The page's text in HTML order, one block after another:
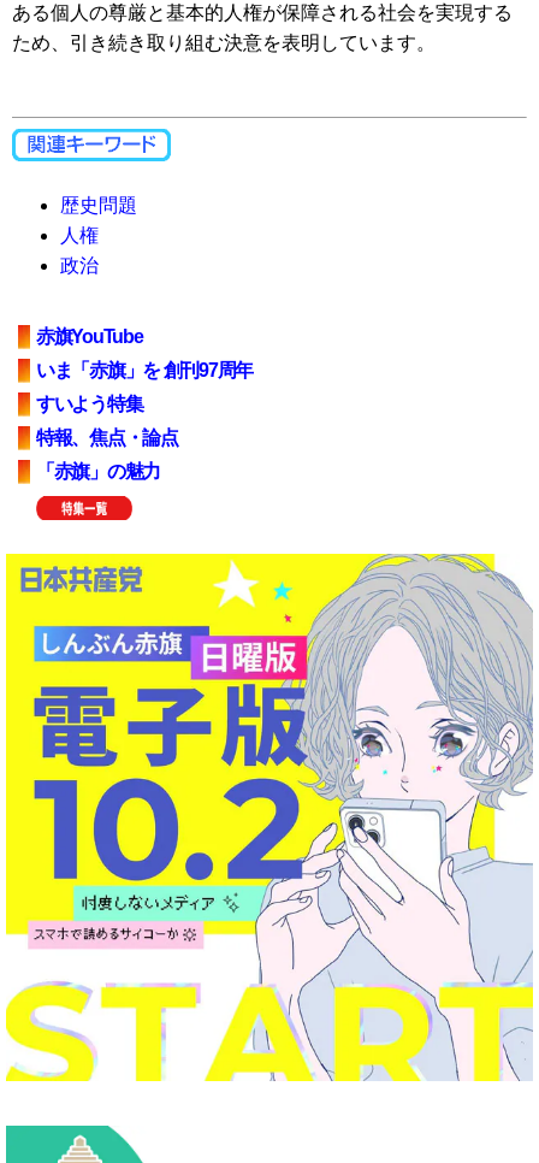
ある個人の尊厳と基本的人権が保障される社会を実現する
ため、引き続き取り組む決意を表明しています。
歴史問題
人権
政治
赤旗YouTube
いま「赤旗」を 創刊97周年
すいよう特集
特報、焦点・論点
「赤旗」の魅力